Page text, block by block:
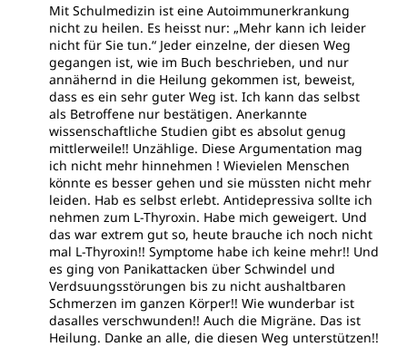
Mit Schulmedizin ist eine Autoimmunerkrankung
nicht zu heilen. Es heisst nur: „Mehr kann ich leider
nicht für Sie tun.“ Jeder einzelne, der diesen Weg
gegangen ist, wie im Buch beschrieben, und nur
annähernd in die Heilung gekommen ist, beweist,
dass es ein sehr guter Weg ist. Ich kann das selbst
als Betroffene nur bestätigen. Anerkannte
wissenschaftliche Studien gibt es absolut genug
mittlerweile!! Unzählige. Diese Argumentation mag
ich nicht mehr hinnehmen ! Wievielen Menschen
könnte es besser gehen und sie müssten nicht mehr
leiden. Hab es selbst erlebt. Antidepressiva sollte ich
nehmen zum L-Thyroxin. Habe mich geweigert. Und
das war extrem gut so, heute brauche ich noch nicht
mal L-Thyroxin!! Symptome habe ich keine mehr!! Und
es ging von Panikattacken über Schwindel und
Verdsuungsstörungen bis zu nicht aushaltbaren
Schmerzen im ganzen Körper!! Wie wunderbar ist
dasalles verschwunden!! Auch die Migräne. Das ist
Heilung. Danke an alle, die diesen Weg unterstützen!!